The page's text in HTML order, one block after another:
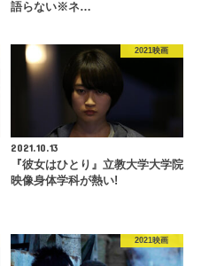
語らない※ネ…
2021映画
2021.10.13
『彼女はひとり』立教大学大学院
映像身体学科が熱い!
2021映画